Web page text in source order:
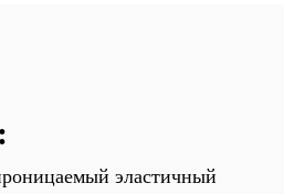
эластичный